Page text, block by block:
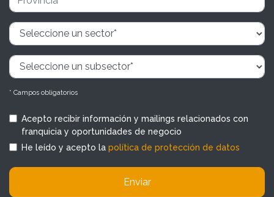
* Campos obligatorios
Acepto recibir información y mailings relacionados con
franquicia y oportunidades de negocio
He leído y acepto la política de protección de datos
Enviar